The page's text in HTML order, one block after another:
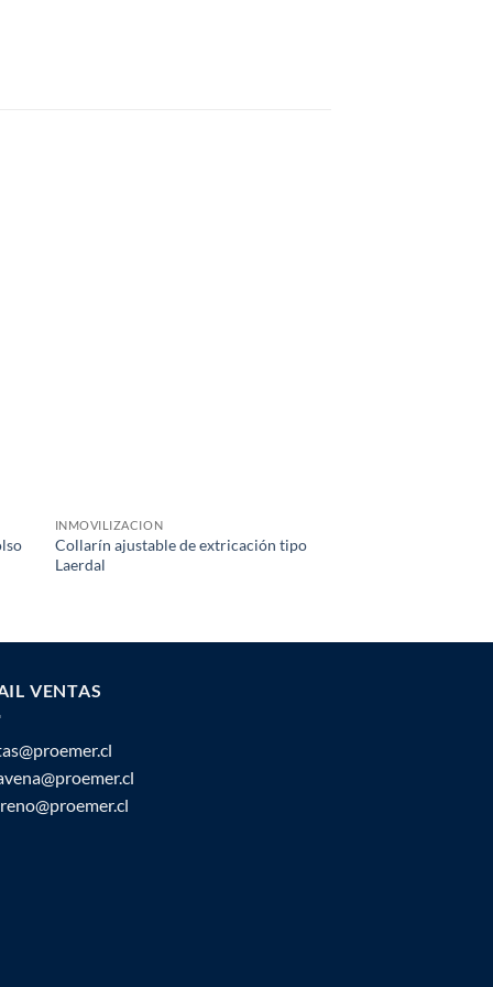
INMOVILIZACION
Collarín ajustable de extricación tipo
Laerdal
VENTAS